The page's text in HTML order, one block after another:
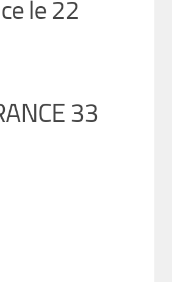
le 22
33